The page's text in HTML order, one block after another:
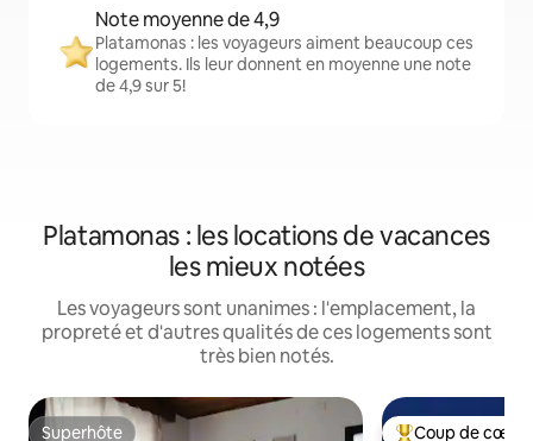
Note moyenne de 4,9
Platamonas : les voyageurs aiment beaucoup ces
logements. Ils leur donnent en moyenne une note
de 4,9 sur 5!
Platamonas : les locations de vacances
les mieux notées
Les voyageurs sont unanimes : l'emplacement, la
propreté et d'autres qualités de ces logements sont
très bien notés.
Superhôte Coup de cœur